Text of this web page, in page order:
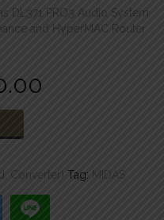
DL371 PRO3 Audio System
and HyperMAC Router
Converter) Tag: MIDAS